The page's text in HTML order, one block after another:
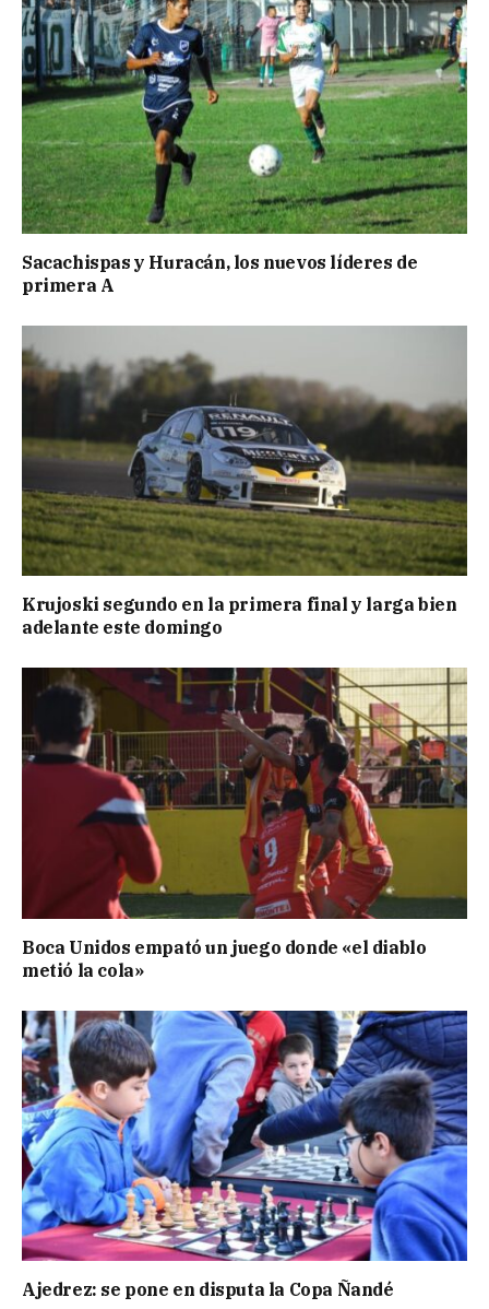
Sacachispas y Huracán, los nuevos líderes de
primera A
Krujoski segundo en la primera final y larga bien
adelante este domingo
Boca Unidos empató un juego donde «el diablo
metió la cola»
Ajedrez: se pone en disputa la Copa Ñandé